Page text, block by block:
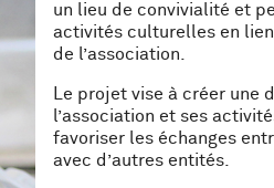
un lieu de convivialité et
activités culturelles en
de l’association.
Le projet vise à créer une
l’association et ses
favoriser les échanges
avec d’autres entités.